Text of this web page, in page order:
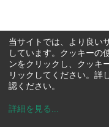
当サイトでは、より良い
しています。クッキーの
ンをクリックし、クッキ
リックしてください。詳
認ください。
詳細を見る ...